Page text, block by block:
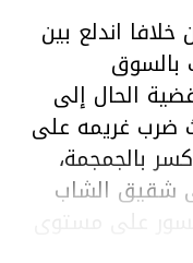
اندلع بين
بالسوق
الحال إلى
ضرب غريمه على
بالجمجمة،
شقيق الشاب
على مستوى